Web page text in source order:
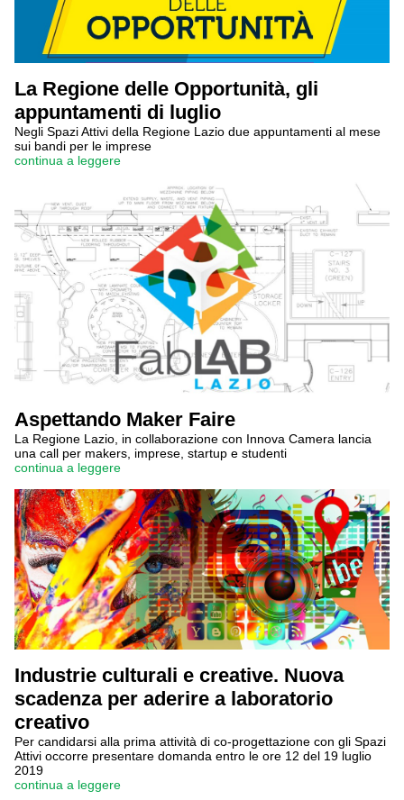
La Regione delle Opportunità, gli
appuntamenti di luglio
Negli Spazi Attivi della Regione Lazio due appuntamenti al mese
sui bandi per le imprese
continua a leggere
Aspettando Maker Faire
La Regione Lazio, in collaborazione con Innova Camera lancia
una call per makers, imprese, startup e studenti
continua a leggere
Industrie culturali e creative. Nuova
scadenza per aderire a laboratorio
creativo
Per candidarsi alla prima attività di co-progettazione con gli Spazi
Attivi occorre presentare domanda entro le ore 12 del 19 luglio
2019
continua a leggere